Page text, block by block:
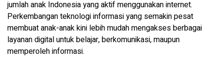
jumlah anak Indonesia yang aktif menggunakan internet.
Perkembangan teknologi informasi yang semakin pesat
membuat anak-anak kini lebih mudah mengakses berbagai
layanan digital untuk belajar, berkomunikasi, maupun
memperoleh informasi.